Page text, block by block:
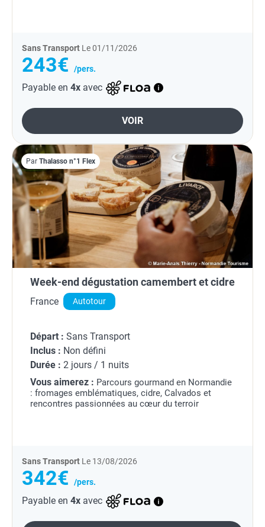
Sans Transport Le 01/11/2026
243€ /pers.
Payable en 4x avec
VOIR
Par Thalasso n°1 Flex
Week-end dégustation camembert et cidre
France Autotour
Départ : Sans Transport
Inclus : Non défini
Durée : 2 jours / 1 nuits
Vous aimerez : Parcours gourmand en Normandie
: fromages emblématiques, cidre, Calvados et
rencontres passionnées au cœur du terroir
Sans Transport Le 13/08/2026
342€ /pers.
Payable en 4x avec